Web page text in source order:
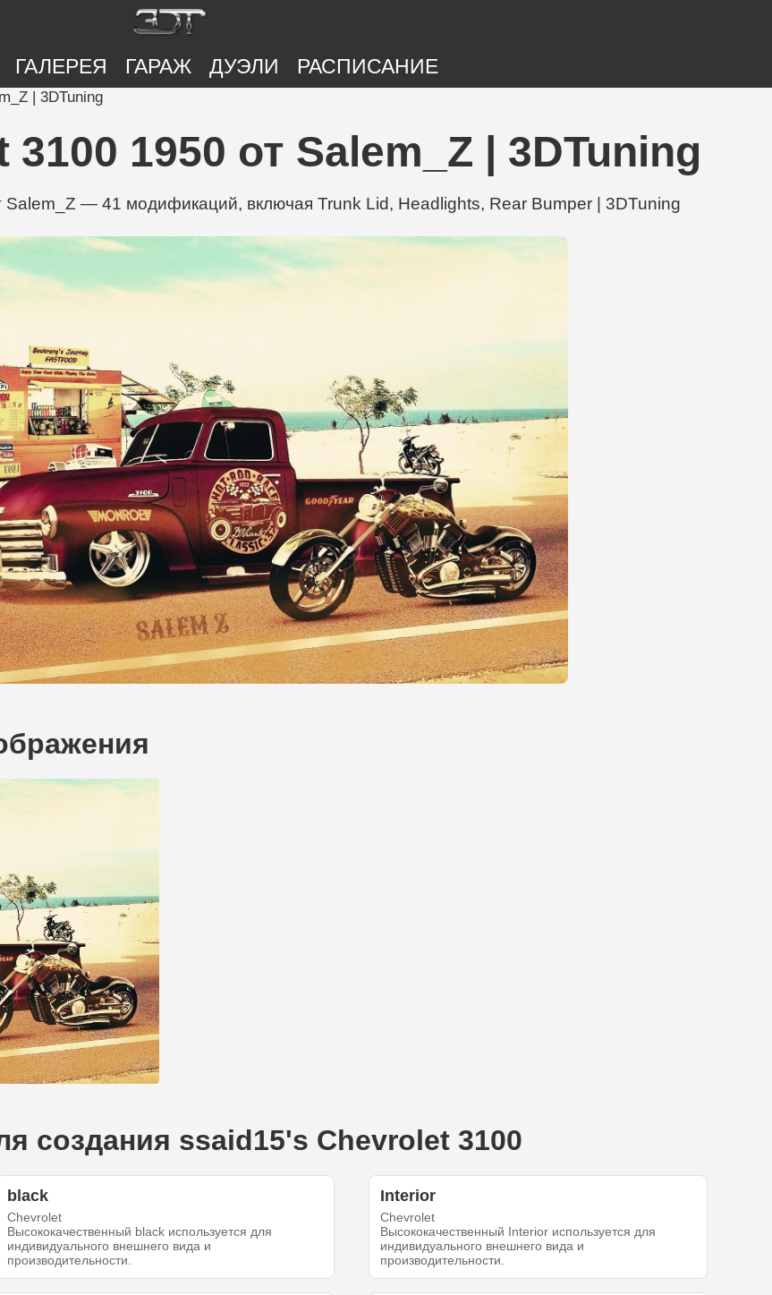
ГАЛЕРЕЯ ГАРАЖ ДУЭЛИ РАСПИСАНИЕ
| 3DTuning
1950 от Salem_Z | 3DTuning
— 41 модификаций, включая Trunk Lid, Headlights, Rear Bumper | 3DTuning
создания ssaid15's Chevrolet 3100
black
Chevrolet
Высококачественный black используется для
индивидуального внешнего вида и
производительности.
Interior
Chevrolet
Высококачественный Interior используется для
индивидуального внешнего вида и
производительности.